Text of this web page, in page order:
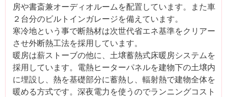
房や書斎兼オーディオルームを配置しています。また車
２台分のビルトインガレージを備えています。
寒冷地という事で断熱材は次世代省エネ基準をクリアー
させ外断熱工法を採用しています。
暖房は薪ストーブの他に、土壌蓄熱式床暖房システムを
採用しています。電熱ヒーターパネルを建物下の土壌内
に埋設し、熱を基礎部分に蓄熱し、輻射熱で建物全体を
暖める方式です。深夜電力を使うのでランニングコスト